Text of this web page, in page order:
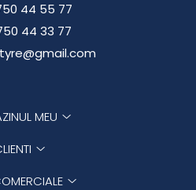
44 55 77
44 33 77
MEU